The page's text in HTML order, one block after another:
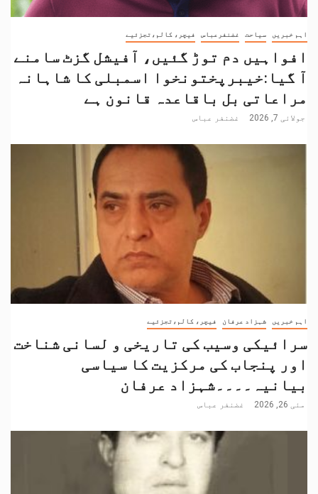
اہم خبریں سیاحت غضنفرعباس فیچر، کالم،تجزئیے
افواہیں دم توڑ گئیں، آفیشل گزٹ سامنے
آ گیا:خیبرپختونخوا اسمبلی کا شاہانہ
مراعاتی بل باقاعدہ قانون ہے
جولائی 7, 2026 غضنفر عباس
اہم خبریں شہزاد عرفان فیچر، کالم،تجزئیے
سرائیکی وسیب کی تاریخی و لسانی شناخت
اور پنجاب کی مرکزیت کا سیاسی
بیانیہ۔۔۔۔شہزاد عرفان
مئی 26, 2026 غضنفر عباس